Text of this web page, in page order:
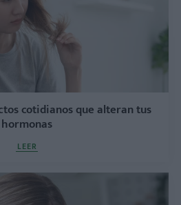
cotidianos que alteran tus
hormonas
LEER